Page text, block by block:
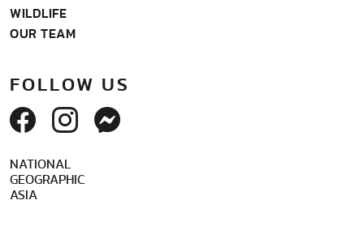
WILDLIFE
OUR TEAM
FOLLOW US
NATIONAL
GEOGRAPHIC
ASIA